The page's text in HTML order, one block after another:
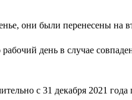
они были перенесены на
день в случае
с 31 декабря 2021 года